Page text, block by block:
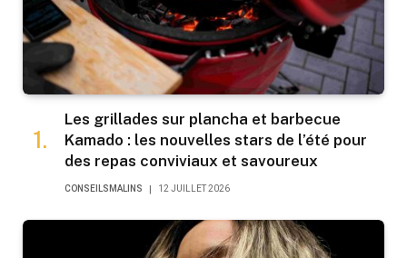
Les grillades sur plancha et barbecue
Kamado : les nouvelles stars de l’été pour
des repas conviviaux et savoureux
CONSEILSMALINS 12 JUILLET 2026